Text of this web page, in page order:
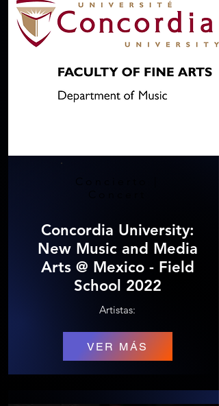
Concordia University:
New Music and Media
Arts @ Mexico - Field
School 2022
Artistas:
VER MÁS